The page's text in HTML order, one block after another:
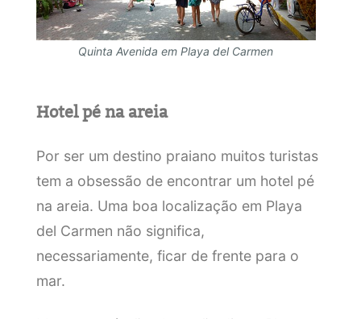
Quinta Avenida em Playa del Carmen
Hotel pé na areia
Por ser um destino praiano muitos turistas
tem a obsessão de encontrar um hotel pé
na areia. Uma boa localização em Playa
del Carmen não significa,
necessariamente, ficar de frente para o
mar.